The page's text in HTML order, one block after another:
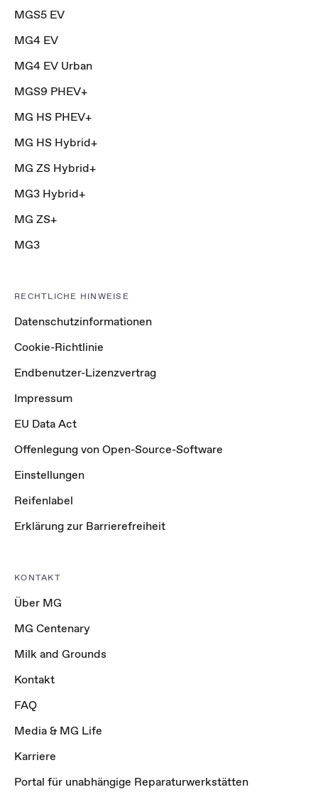
MGS5 EV
MG4 EV
MG4 EV Urban
MGS9 PHEV+
MG HS PHEV+
MG HS Hybrid+
MG ZS Hybrid+
MG3 Hybrid+
MG ZS+
MG3
RECHTLICHE HINWEISE
Datenschutzinformationen
Cookie-Richtlinie
Endbenutzer-Lizenzvertrag
Impressum
EU Data Act
Offenlegung von Open-Source-Software
Einstellungen
Reifenlabel
Erklärung zur Barrierefreiheit
KONTAKT
Über MG
MG Centenary
Milk and Grounds
Kontakt
FAQ
Media & MG Life
Karriere
Portal für unabhängige Reparaturwerkstätten